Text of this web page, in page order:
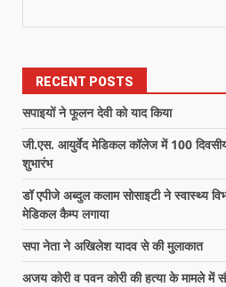
RECENT POSTS
सपाइयों ने फूलन देवी को याद किया
जी.एस. आयुर्वेद मेडिकल कॉलेज में 100
शुभारंभ
डॉ एपीजे अब्दुल कलाम सोसाइटी ने स्वास्थ्य
मेडिकल कैम्प लगाया
सपा नेता ने अखिलेश यादव से की मुलाकात
अजय कोरी व पवन कोरी की हत्या के मामले में